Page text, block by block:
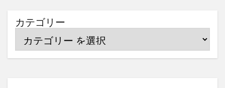
カテゴリー